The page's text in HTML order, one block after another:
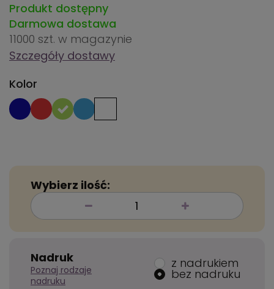
Produkt dostępny
Darmowa dostawa
11000 szt. w magazynie
Szczegóły dostawy
Kolor
Wybierz ilość:
Nadruk
Poznaj rodzaje
nadruku
z nadrukiem
bez nadruku